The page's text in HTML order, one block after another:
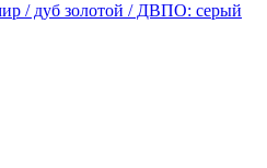
/ дуб золотой / ДВПО: серый